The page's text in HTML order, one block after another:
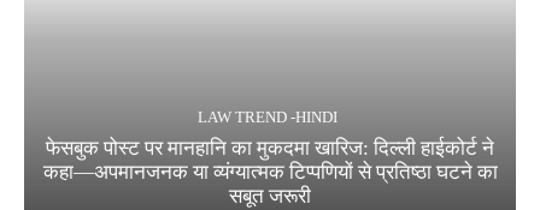
LAW TREND -HINDI
फेसबुक पोस्ट पर मानहानि का मुकदमा खारिज: दिल्ली हाईकोर्ट ने
कहा—अपमानजनक या व्यंग्यात्मक टिप्पणियों से प्रतिष्ठा घटने का
सबूत जरूरी